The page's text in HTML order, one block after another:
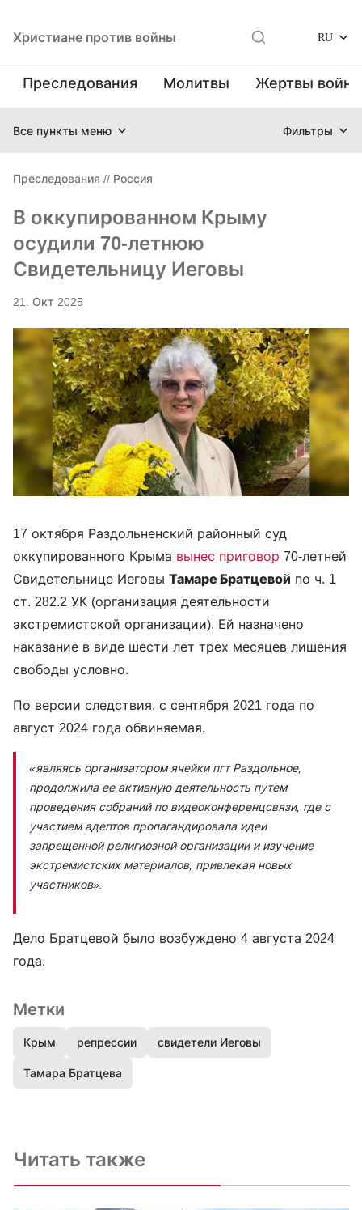
Христиане против войны RU
Преследования Молитвы Жертвы
Все пункты меню Фильтры
Преследования // Россия
В оккупированном Крыму
осудили 70-летнюю
Свидетельницу Иеговы
21. Окт 2025
17 октября Раздольненский районный суд
оккупированного Крыма вынес приговор 70-летней
Свидетельнице Иеговы Тамаре Братцевой по ч. 1
ст. 282.2 УК (организация деятельности
экстремистской организации). Ей назначено
наказание в виде шести лет трех месяцев лишения
свободы условно.
По версии следствия, с сентября 2021 года по
август 2024 года обвиняемая,
«являясь организатором ячейки пгт Раздольное,
продолжила ее активную деятельность путем
проведения собраний по видеоконференцсвязи, где с
участием адептов пропагандировала идеи
запрещенной религиозной организации и изучение
экстремистских материалов, привлекая новых
участников».
Дело Братцевой было возбуждено 4 августа 2024
года.
Метки
Крым репрессии свидетели Иеговы
Тамара Братцева
Читать также